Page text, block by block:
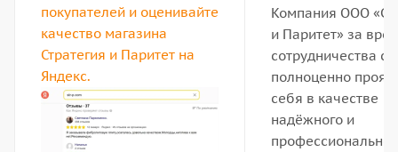
покупателей и оценивайте
качество магазина
Стратегия и Паритет на
Яндекс.
Компания ООО
и Паритет» за
сотрудничества
полноценно
себя в качестве
надёжного и